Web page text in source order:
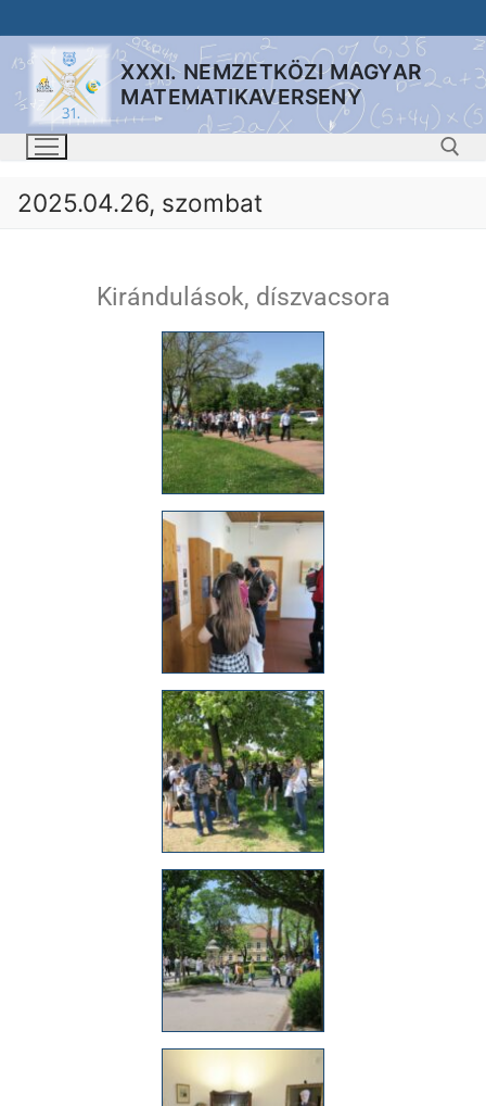
XXXI. NEMZETKÖZI MAGYAR
MATEMATIKAVERSENY
2025.04.26, szombat
Kirándulások, díszvacsora